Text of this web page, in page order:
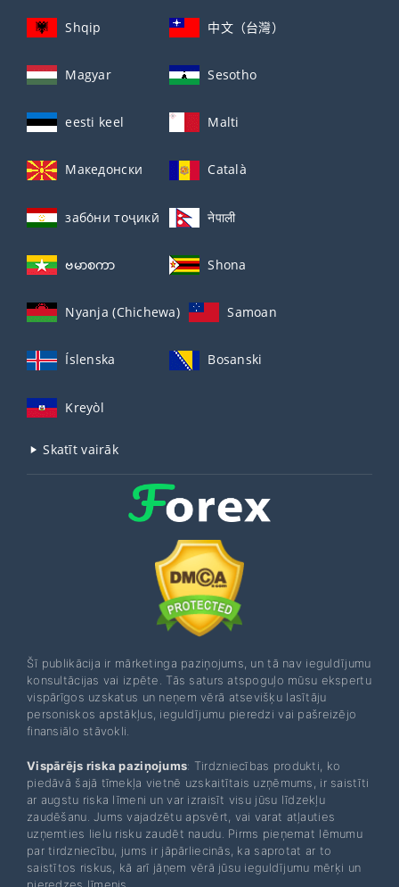
Shqip 中文（台灣）
Magyar Sesotho
eesti keel Malti
Македонски Català
забо́ни тоҷикӣ́ नेपाली
ဗမာစကာ Shona
Nyanja (Chichewa) Samoan
Íslenska Bosanski
Kreyòl
Skatīt vairāk
Šī publikācija ir mārketinga paziņojums, un tā nav ieguldījumu
konsultācijas vai izpēte. Tās saturs atspoguļo mūsu ekspertu
vispārīgos uzskatus un neņem vērā atsevišķu lasītāju
personiskos apstākļus, ieguldījumu pieredzi vai pašreizējo
finansiālo stāvokli.
Vispārējs riska paziņojums: Tirdzniecības produkti, ko
piedāvā šajā tīmekļa vietnē uzskaitītais uzņēmums, ir saistīti
ar augstu riska līmeni un var izraisīt visu jūsu līdzekļu
zaudēšanu. Jums vajadzētu apsvērt, vai varat atļauties
uzņemties lielu risku zaudēt naudu. Pirms pieņemat lēmumu
par tirdzniecību, jums ir jāpārliecinās, ka saprotat ar to
saistītos riskus, kā arī jāņem vērā jūsu ieguldījumu mērķi un